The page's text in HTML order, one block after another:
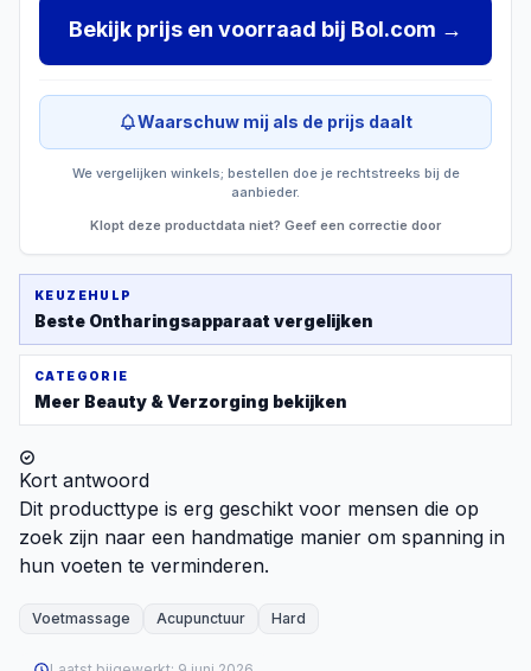
Bekijk prijs en voorraad bij Bol.com →
Waarschuw mij als de prijs daalt
We vergelijken winkels; bestellen doe je rechtstreeks bij de
aanbieder.
Klopt deze productdata niet? Geef een correctie door
KEUZEHULP
Beste Ontharingsapparaat vergelijken
CATEGORIE
Meer Beauty & Verzorging bekijken
Kort antwoord
Dit producttype is erg geschikt voor mensen die op
zoek zijn naar een handmatige manier om spanning in
hun voeten te verminderen.
Voetmassage Acupunctuur Hard